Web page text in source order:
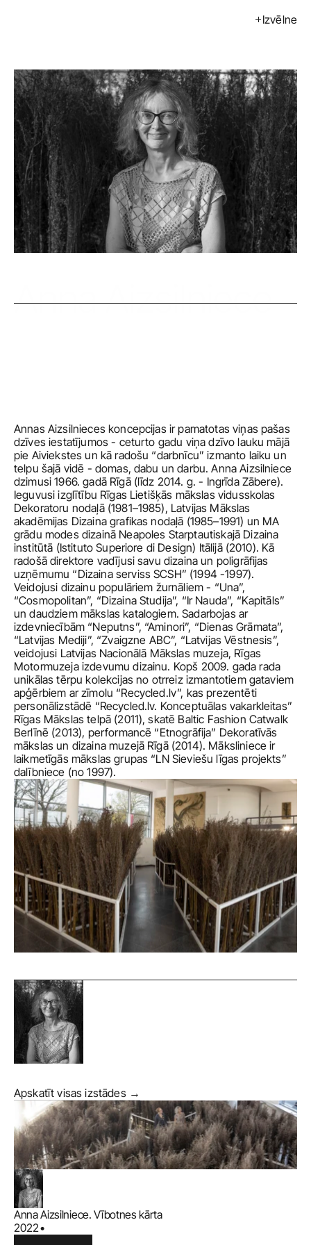
Izvēlne
Pasākumi
Mākslinieki
Kalendārs
Pirkt
Par mums
Kontakti
ENG
Anna Aizsilniece
Annas Aizsilnieces koncepcijas ir pamatotas viņas pašas
dzīves iestatījumos - ceturto gadu viņa dzīvo lauku mājā
pie Aiviekstes un kā radošu “darbnīcu” izmanto laiku un
telpu šajā vidē - domas, dabu un darbu. Anna Aizsilniece
dzimusi 1966. gadā Rīgā (līdz 2014. g. - Ingrīda Zābere).
Ieguvusi izglītību Rīgas Lietišķās mākslas vidusskolas
Dekoratoru nodaļā (1981–1985), Latvijas Mākslas
akadēmijas Dizaina grafikas nodaļā (1985–1991) un MA
grādu modes dizainā Neapoles Starptautiskajā Dizaina
institūtā (Istituto Superiore di Design) Itālijā (2010). Kā
radošā direktore vadījusi savu dizaina un poligrāfijas
uzņēmumu “Dizaina serviss SCSH” (1994 -1997).
Veidojusi dizainu populāriem žurnāliem - “Una”,
“Cosmopolitan”, “Dizaina Studija”, “Ir Nauda”, “Kapitāls”
un daudziem mākslas katalogiem. Sadarbojas ar
izdevniecībām “Neputns”, “Aminori”, “Dienas Grāmata”,
“Latvijas Mediji”, “Zvaigzne ABC”, “Latvijas Vēstnesis”,
veidojusi Latvijas Nacionālā Mākslas muzeja, Rīgas
Motormuzeja izdevumu dizainu. Kopš 2009. gada rada
unikālas tērpu kolekcijas no otrreiz izmantotiem gataviem
apģērbiem ar zīmolu “Recycled.lv”, kas prezentēti
personālizstādē “Recycled.lv. Konceptuālas vakarkleitas”
Rīgas Mākslas telpā (2011), skatē Baltic Fashion Catwalk
Berlīnē (2013), performancē “Etnogrāfija” Dekoratīvās
mākslas un dizaina muzejā Rīgā (2014). Māksliniece ir
laikmetīgās mākslas grupas “LN Sieviešu līgas projekts”
dalībniece (no 1997).
Apskatīt visas izstādes →
Anna Aizsilniece. Vībotnes kārta
2022•